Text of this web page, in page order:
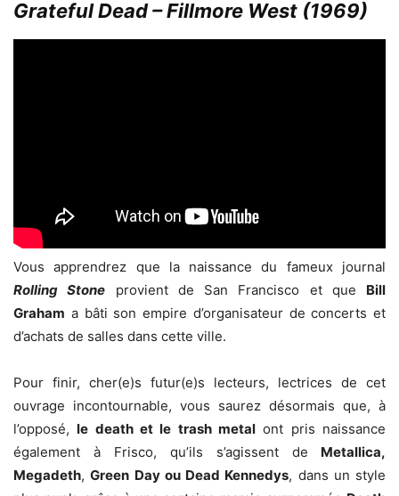
Grateful Dead – Fillmore West (1969)
Vous apprendrez que la naissance du fameux journal
Rolling Stone provient de San Francisco et que Bill
Graham a bâti son empire d’organisateur de concerts et
d’achats de salles dans cette ville.
Pour finir, cher(e)s futur(e)s lecteurs, lectrices de cet
ouvrage incontournable, vous saurez désormais que, à
l’opposé,le death et le trash metal ont pris naissance
également à Frisco, qu’ils s’agissent de Metallica,
Megadeth,Green Day ou Dead Kennedys, dans un style